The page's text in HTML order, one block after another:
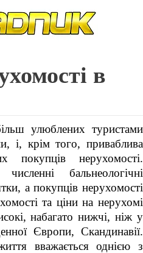
в
улюблених туристами
і, крім того, приваблива
покупців нерухомості.
бальнеологічні
а покупців нерухомості
та ціни на нерухомі
набагато нижчі, ніж у
Європи, Скандинавії.
вважається однією з